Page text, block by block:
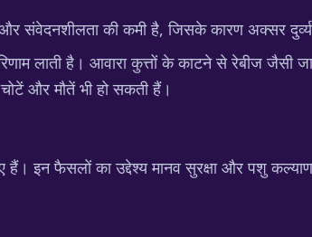
संवेदनशीलता की कमी है, जिसके कारण अक्सर
लाती है। आवारा कुत्तों के काटने से रेबीज जैसी
और मौतें भी हो सकती हैं।
हैं। इन फैसलों का उद्देश्य मानव सुरक्षा और पशु